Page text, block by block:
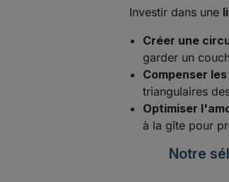
Investir dans une
Créer une
garder un
Compenser
triangulaires
Optimiser
à la gîte pour
Notre